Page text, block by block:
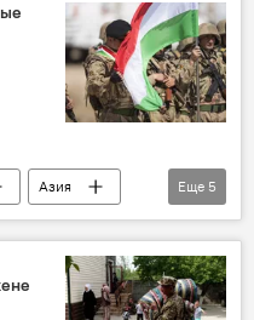
Азия
Еще 5